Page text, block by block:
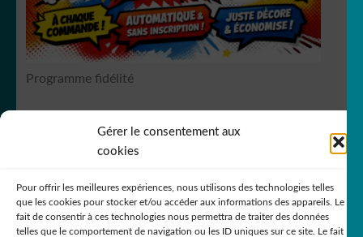
Gérer le consentement aux
cookies
Pour offrir les meilleures expériences, nous utilisons des technologies telles
que les cookies pour stocker et/ou accéder aux informations des appareils. Le
fait de consentir à ces technologies nous permettra de traiter des données
telles que le comportement de navigation ou les ID uniques sur ce site. Le fait
Programme fidélité
RCS Bergerac SIREN 751